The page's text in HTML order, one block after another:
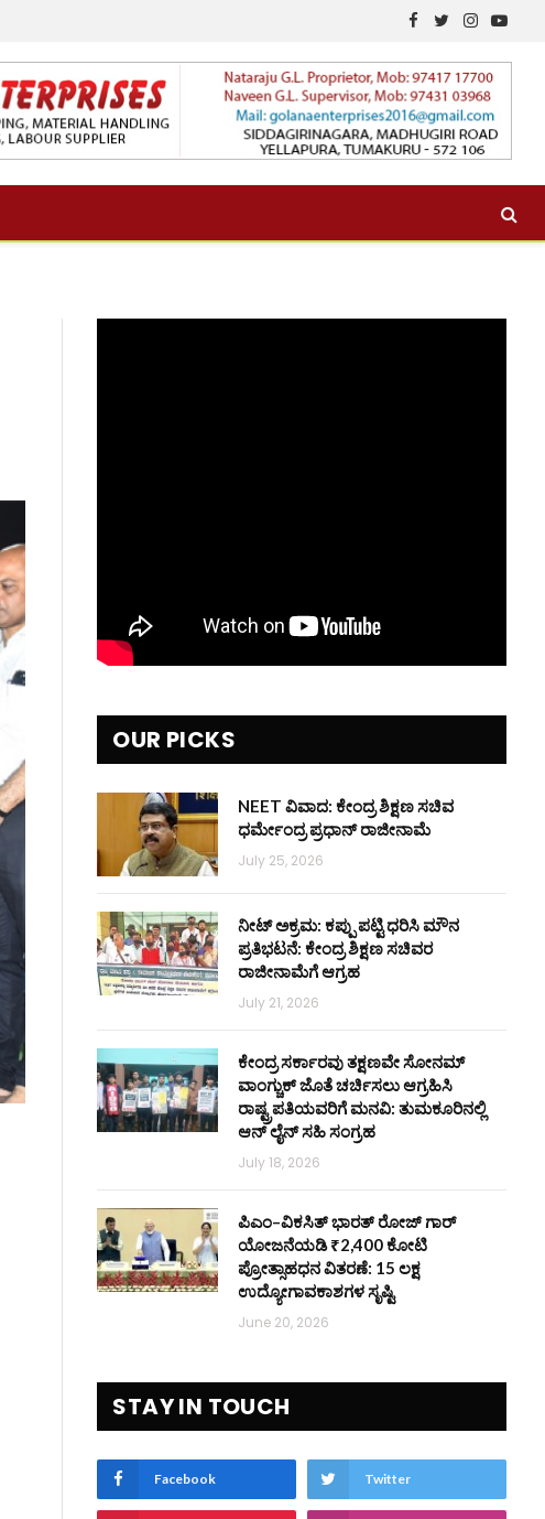
Facebook
TwitterInstagram
OUR PICKS
NEET ವಿವಾದ: ಕೇಂದ್ರ ಶಿಕ್ಷಣ ಸಚಿವ
ಧರ್ಮೇಂದ್ರ ಪ್ರಧಾನ್ ರಾಜೀನಾಮೆ
July 25, 2026
ನೀಟ್ ಅಕ್ರಮ: ಕಪ್ಪು ಪಟ್ಟಿ ಧರಿಸಿ ಮೌನ
ಪ್ರತಿಭಟನೆ: ಕೇಂದ್ರ ಶಿಕ್ಷಣ ಸಚಿವರ
ರಾಜೀನಾಮೆಗೆ ಆಗ್ರಹ
July 21, 2026
ಕೇಂದ್ರ ಸರ್ಕಾರವು ತಕ್ಷಣವೇ ಸೋನಮ್
ವಾಂಗ್ಚುಕ್ ಜೊತೆ ಚರ್ಚಿಸಲು ಆಗ್ರಹಿಸಿ
ರಾಷ್ಟ್ರಪತಿಯವರಿಗೆ ಮನವಿ: ತುಮಕೂರಿನಲ್ಲಿ
ಆನ್‌ ಲೈನ್ ಸಹಿ ಸಂಗ್ರಹ
July 18, 2026
ಪಿಎಂ–ವಿಕಸಿತ್ ಭಾರತ್ ರೋಜ್‌ ಗಾರ್
ಯೋಜನೆಯಡಿ ₹2,400 ಕೋಟಿ
ಪ್ರೋತ್ಸಾಹಧನ ವಿತರಣೆ: 15 ಲಕ್ಷ
ಉದ್ಯೋಗಾವಕಾಶಗಳ ಸೃಷ್ಟಿ
June 20, 2026
STAY IN TOUCH
Facebook Twitter